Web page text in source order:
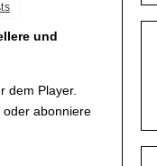
und
dem Player.
oder abonniere